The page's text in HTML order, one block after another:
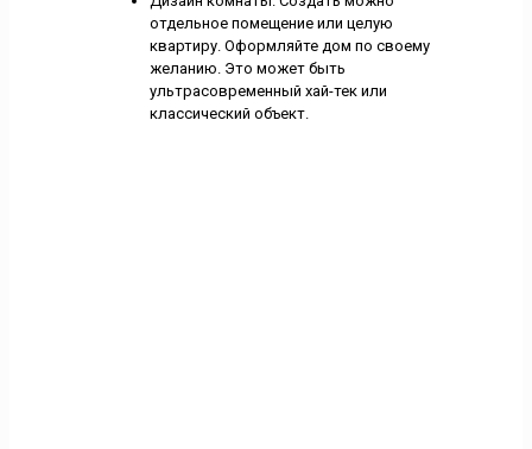
отдельное помещение или целую
квартиру. Оформляйте дом по своему
желанию. Это может быть
ультрасовременный хай-тек или
классический объект.